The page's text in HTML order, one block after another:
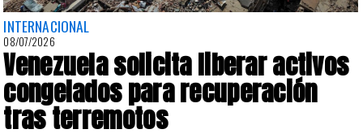
INTERNACIONAL
08/07/2026
Venezuela solicita liberar activos
congelados para recuperación
tras terremotos